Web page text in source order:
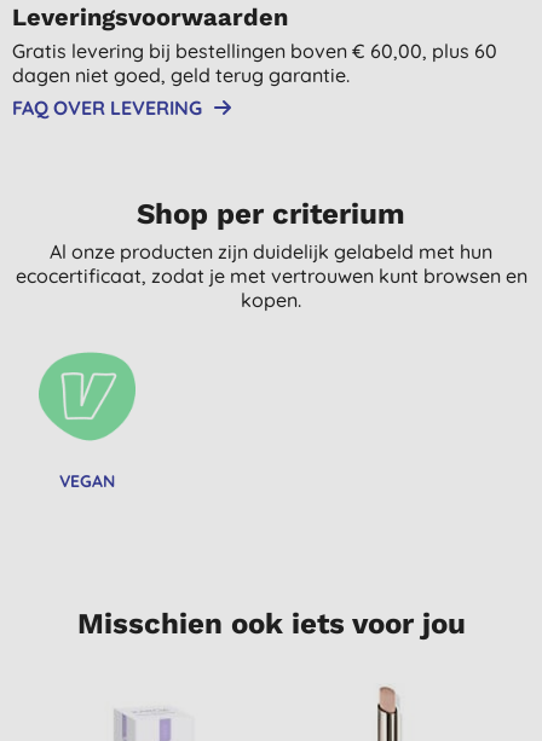
Leveringsvoorwaarden
Gratis levering bij bestellingen boven € 60,00, plus 60
dagen niet goed, geld terug garantie.
FAQ OVER LEVERING
Shop per criterium
Al onze producten zijn duidelijk gelabeld met hun
ecocertificaat, zodat je met vertrouwen kunt browsen en
kopen.
VEGAN
Misschien ook iets voor jou